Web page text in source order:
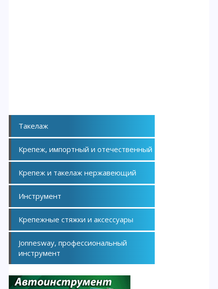
Такелаж
Крепеж, импортный и отечественный
Крепеж и такелаж нержавеющий
Инструмент
Крепежные стяжки и аксессуары
Jonnesway, профессиональный
инструмент